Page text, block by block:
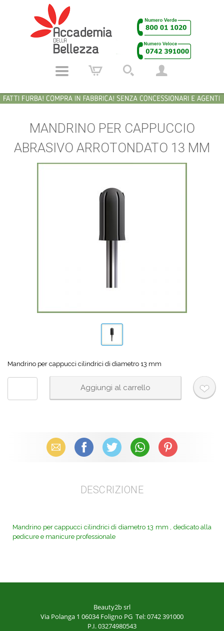
MANDRINO PER CAPPUCCIO
ABRASIVO ARROTONDATO 13 MM
Mandrino per cappucci cilindrici di diametro 13 mm
Email Facebook X (Twitter) WhatsAppPinterest
DESCRIZIONE
Mandrino per cappucci cilindrici di diametro 13 mm , dedicato alla
pedicure e manicure professionale
Beauty2b srl
Via Polanga 1 06034 Foligno PG Tel: 0742 391000
P.I. 03274980543